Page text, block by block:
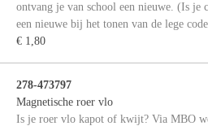
ontvang je van school een nieuwe. (Is je
een nieuwe bij het tonen van de lege
€ 1,80
278-473797
Magnetische roer vlo
Is je roer vlo kapot of kwijt? Via MBO